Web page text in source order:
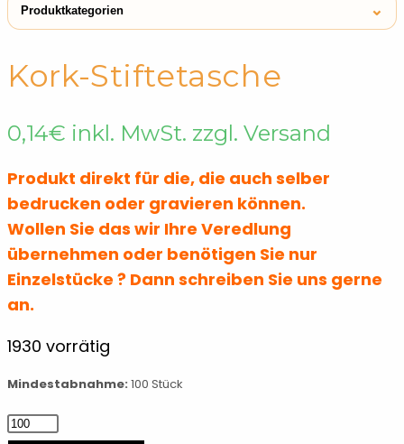
Produktkategorien ⌄
Kork-Stiftetasche
0,14€ inkl. MwSt. zzgl. Versand
Produkt direkt für die, die auch selber
bedrucken oder gravieren können.
Wollen Sie das wir Ihre Veredlung
übernehmen oder benötigen Sie nur
Einzelstücke ? Dann schreiben Sie uns gerne
an.
1930 vorrätig
Mindestabnahme: 100 Stück
Kork-